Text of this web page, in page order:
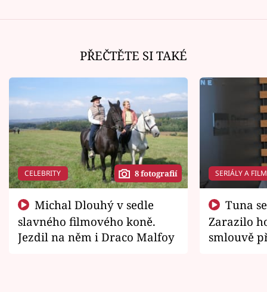
PŘEČTĚTE SI TAKÉ
CELEBRITY 8 fotografií
slavného filmového koně.
Jezdil na něm i Draco Malfoy
SERIÁLY A
Zarazilo
smlouvě